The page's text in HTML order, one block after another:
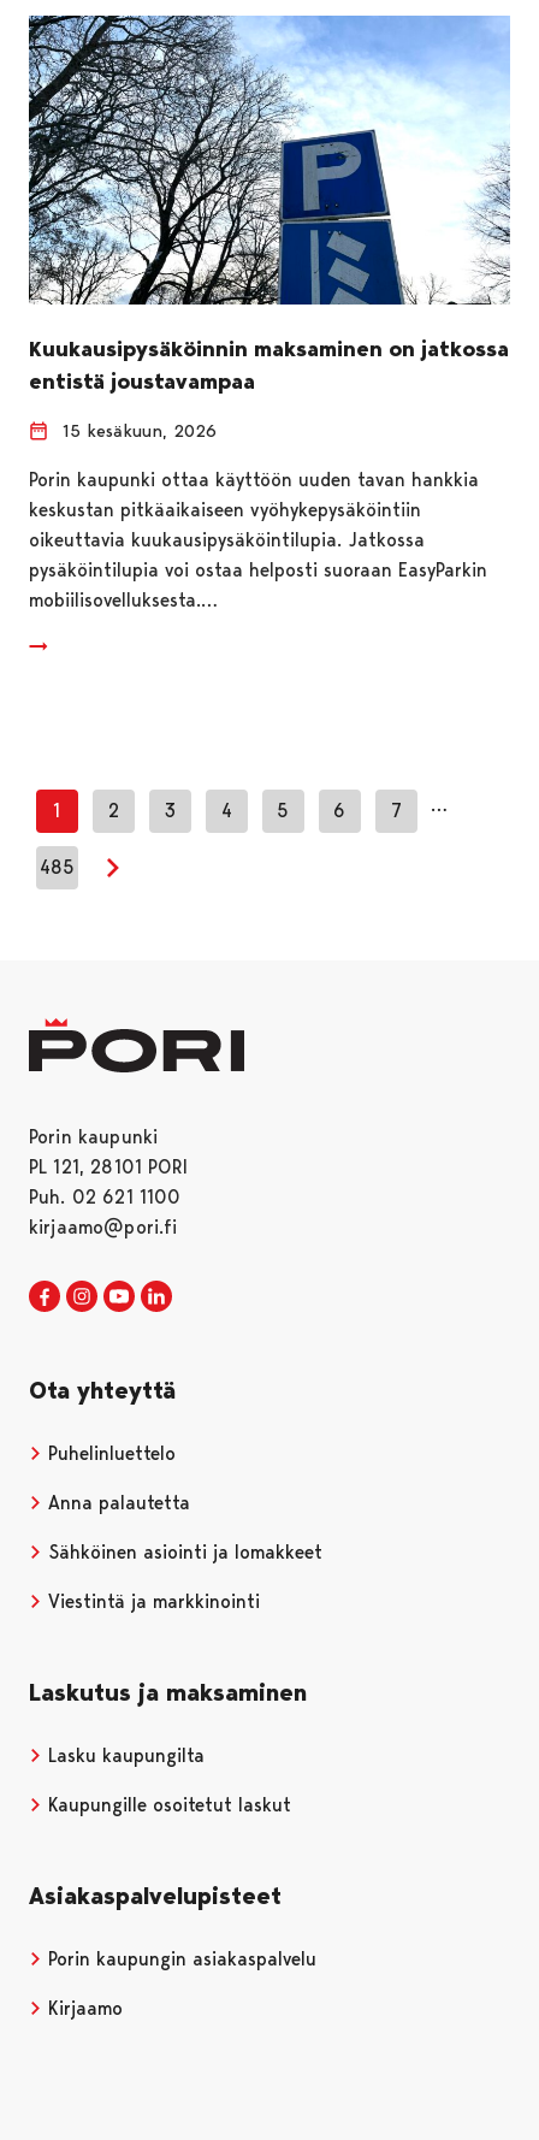
Kuukausipysäköinnin maksaminen on jatkossa
entistä joustavampaa
15 kesäkuun, 2026
Porin kaupunki ottaa käyttöön uuden tavan hankkia
keskustan pitkäaikaiseen vyöhykepysäköintiin
oikeuttavia kuukausipysäköintilupia. Jatkossa
pysäköintilupia voi ostaa helposti suoraan EasyParkin
mobiilisovelluksesta.…
1 2 3 4 5 6 7 …
485
Porin kaupunki
PL 121, 28101 PORI
Puh. 02 621 1100
kirjaamo@pori.fi
Porin kaupunki Facebookissa
Avautuu uudessa välilehdessä
Porin kaupunki Instagramissa
Avautuu uudessa välilehdessä
Porin kaupunki Youtubessa
Avautuu uudessa välilehdessä
Ota yhteyttä
Puhelinluettelo
Anna palautetta
Sähköinen asiointi ja lomakkeet
Viestintä ja markkinointi
Laskutus ja maksaminen
Lasku kaupungilta
Kaupungille osoitetut laskut
Asiakaspalvelupisteet
Porin kaupungin asiakaspalvelu
Kirjaamo